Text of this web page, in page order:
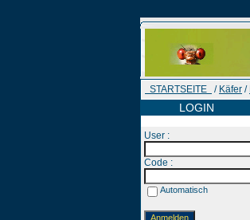
STARTSEITE / Käfer /
LOGIN
User :
Code :
Automatisch